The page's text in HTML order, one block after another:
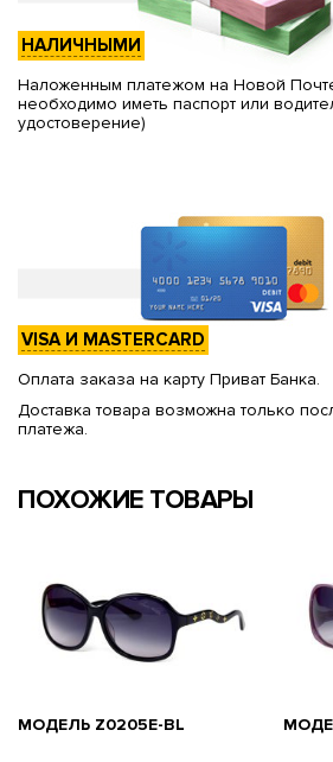
НАЛИЧНЫМИ
Наложенным платежом на Новой
необходимо иметь паспорт или
удостоверение)
VISA И MASTERCARD
Оплата заказа на карту Приват Банка.
Доставка товара возможна только
платежа.
ПОХОЖИЕ ТОВАРЫ
МОДЕЛЬ Z0205E-BL